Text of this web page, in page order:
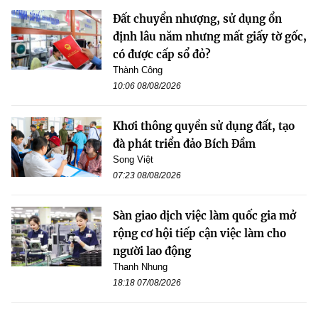
Đất chuyển nhượng, sử dụng ổn
định lâu năm nhưng mất giấy tờ gốc,
có được cấp sổ đỏ?
Thành Công
10:06 08/08/2026
Khơi thông quyền sử dụng đất, tạo
đà phát triển đảo Bích Đầm
Song Việt
07:23 08/08/2026
Sàn giao dịch việc làm quốc gia mở
rộng cơ hội tiếp cận việc làm cho
người lao động
Thanh Nhung
18:18 07/08/2026